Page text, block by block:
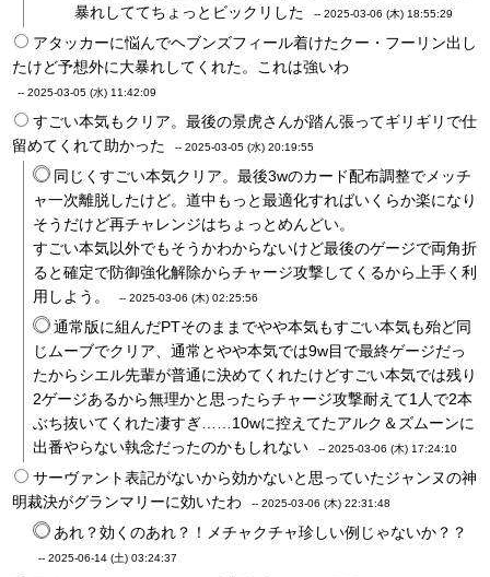
暴れしててちょっとビックリした
-- 2025-03-06 (木) 18:55:29
アタッカーに悩んでヘブンズフィール着けたクー・フーリン出し
たけど予想外に大暴れしてくれた。これは強いわ
-- 2025-03-05 (水) 11:42:09
すごい本気もクリア。最後の景虎さんが踏ん張ってギリギリで仕
留めてくれて助かった
-- 2025-03-05 (水) 20:19:55
同じくすごい本気クリア。最後3wのカード配布調整でメッチ
ャ一次離脱したけど。道中もっと最適化すればいくらか楽になり
そうだけど再チャレンジはちょっとめんどい。
すごい本気以外でもそうかわからないけど最後のゲージで両角折
ると確定で防御強化解除からチャージ攻撃してくるから上手く利
用しよう。
-- 2025-03-06 (木) 02:25:56
通常版に組んだPTそのままでやや本気もすごい本気も殆ど同
じムーブでクリア、通常とやや本気では9w目で最終ゲージだっ
たからシエル先輩が普通に決めてくれたけどすごい本気では残り
2ゲージあるから無理かと思ったらチャージ攻撃耐えて1人で2本
ぶち抜いてくれた凄すぎ……10wに控えてたアルク＆ズムーンに
出番やらない執念だったのかもしれない
-- 2025-03-06 (木) 17:24:10
サーヴァント表記がないから効かないと思っていたジャンヌの神
明裁決がグランマリーに効いたわ
-- 2025-03-06 (木) 22:31:48
あれ？効くのあれ？！メチャクチャ珍しい例じゃないか？？
-- 2025-06-14 (土) 03:24:37